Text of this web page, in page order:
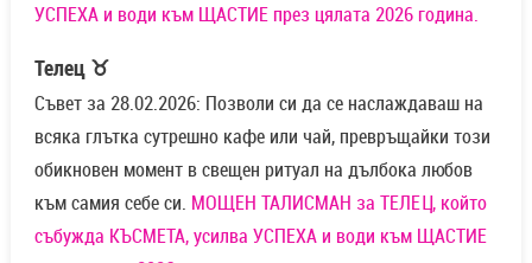
УСПЕХА и води към ЩАСТИЕ през цялата 2026 година.
Телец ♉
Съвет за 28.02.2026: Позволи си да се наслаждаваш на
всяка глътка сутрешно кафе или чай, превръщайки този
обикновен момент в свещен ритуал на дълбока любов
към самия себе си. МОЩЕН ТАЛИСМАН за ТЕЛЕЦ, който
събужда КЪСМЕТА, усилва УСПЕХА и води към ЩАСТИЕ